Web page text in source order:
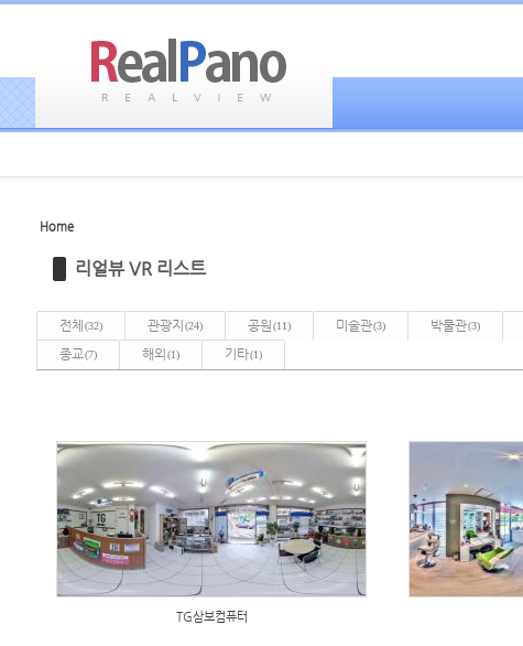
Home
리얼뷰 VR 리스트
전체 (32) 관광지 (24) 공원 (11) 미술관(3) 박물관(3)
종교(7) 해외 (1) 기타(1)
TG삼보컴퓨터
Sketchbook5, 스케치북5
Sketchbook5, 스케치북5
Sketchbook5, 스케치북5
Sketchbook5, 스케치북5